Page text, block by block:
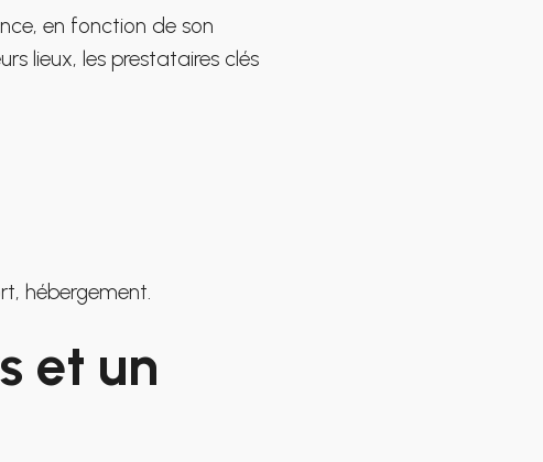
en fonction de son
lieux, les prestataires clés
hébergement.
et un